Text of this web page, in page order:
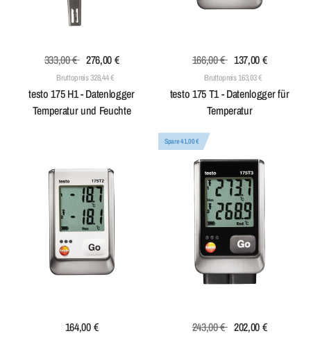
333,00 € 276,00 €
Bruttopreis 328,44 €
testo 175 H1 - Datenlogger
Temperatur und Feuchte
166,00 € 137,00 €
Bruttopreis 163,03 €
testo 175 T1 - Datenlogger für
Temperatur
164,00 €
Spare 41,00 €
243,00 € 202,00 €